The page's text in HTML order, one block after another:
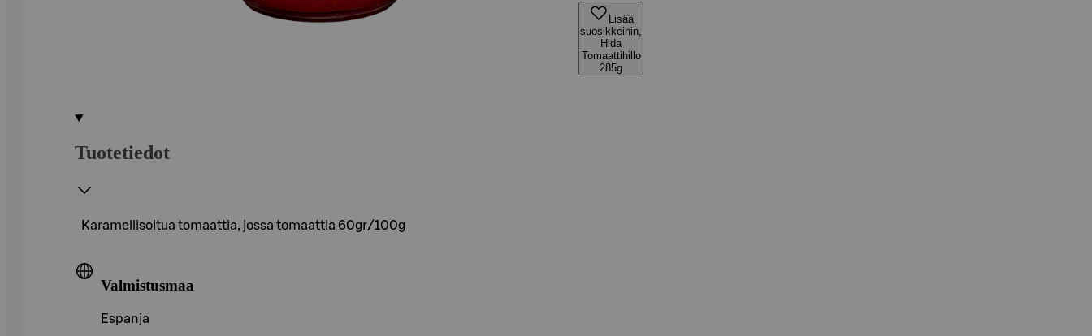
Lisää
suosikkeihin,
Hida
Tomaattihillo
285g
Tuotetiedot
Karamellisoitua tomaattia, jossa tomaattia 60gr/100g
Valmistusmaa
Espanja